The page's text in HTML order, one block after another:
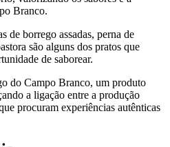
Branco.
de borrego assadas, perna de
são alguns dos pratos que
de saborear.
do Campo Branco, um produto
a ligação entre a produção
procuram experiências autênticas